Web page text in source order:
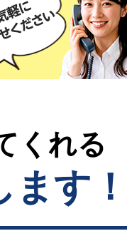
くれる
す！